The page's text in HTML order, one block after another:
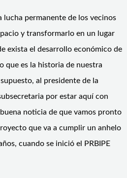
lucha permanente de los vecinos
y transformarlo en un lugar
exista el desarrollo económico de
que es la historia de nuestra
al presidente de la
por estar aquí con
noticia de que vamos pronto
que va a cumplir un anhelo
cuando se inició el PRBIPE